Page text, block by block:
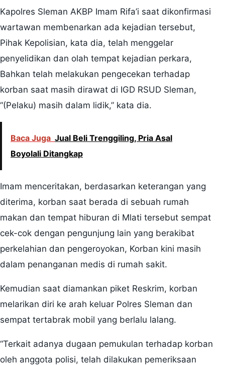
Kapolres Sleman AKBP Imam Rifa’i saat dikonfirmasi
wartawan membenarkan ada kejadian tersebut,
Pihak Kepolisian, kata dia, telah menggelar
penyelidikan dan olah tempat kejadian perkara,
Bahkan telah melakukan pengecekan terhadap
korban saat masih dirawat di IGD RSUD Sleman,
“(Pelaku) masih dalam lidik,” kata dia.
Baca Juga Jual Beli Trenggiling, Pria Asal
Boyolali Ditangkap
Imam menceritakan, berdasarkan keterangan yang
diterima, korban saat berada di sebuah rumah
makan dan tempat hiburan di Mlati tersebut sempat
cek-cok dengan pengunjung lain yang berakibat
perkelahian dan pengeroyokan, Korban kini masih
dalam penanganan medis di rumah sakit.
Kemudian saat diamankan piket Reskrim, korban
melarikan diri ke arah keluar Polres Sleman dan
sempat tertabrak mobil yang berlalu lalang.
“Terkait adanya dugaan pemukulan terhadap korban
oleh anggota polisi, telah dilakukan pemeriksaan